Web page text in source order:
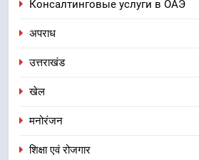
Консалтинговые услуги в ОАЭ
अपराध
उत्तराखंड
खेल
मनोरंजन
शिक्षा एवं रोजगार